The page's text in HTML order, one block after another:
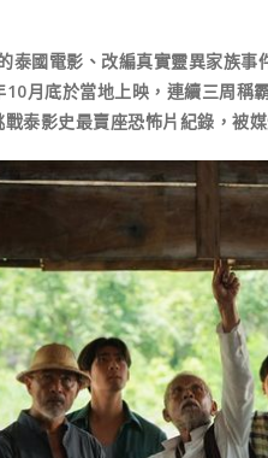
泰國電影、改編真實靈異家族
月底於當地上映，連續三周稱
泰影史最賣座恐怖片紀錄，被